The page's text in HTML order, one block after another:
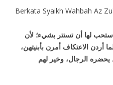
Berkata Syaikh Wahbah Az
لها أن تستتر بشيء؛ لأن
أردن الاعتكاف أمرن بأبنيتهن،
الرجال، وخير لهم